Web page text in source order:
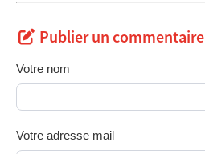
Publier un commentaire
Votre nom
Votre adresse mail